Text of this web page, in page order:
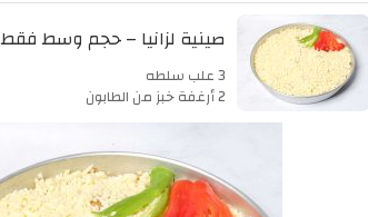
صينية لزانيا – حجم وسط فقط
3 علب سلطه
2 أرغفة خبز من الطابون